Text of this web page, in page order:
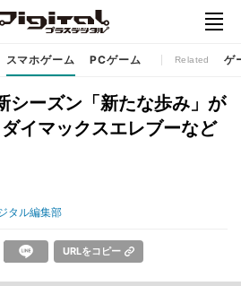
スマホゲーム PCゲーム Related ゲ
シーズン「新たな歩み」が
イマックスエレブーなど
タル編集部
URLをコピー